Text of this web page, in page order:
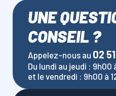
UNE
CONSEIL ?
Appelez-nous au 02
Du lundi au jeudi : 9h00
et le vendredi : 9h00 à